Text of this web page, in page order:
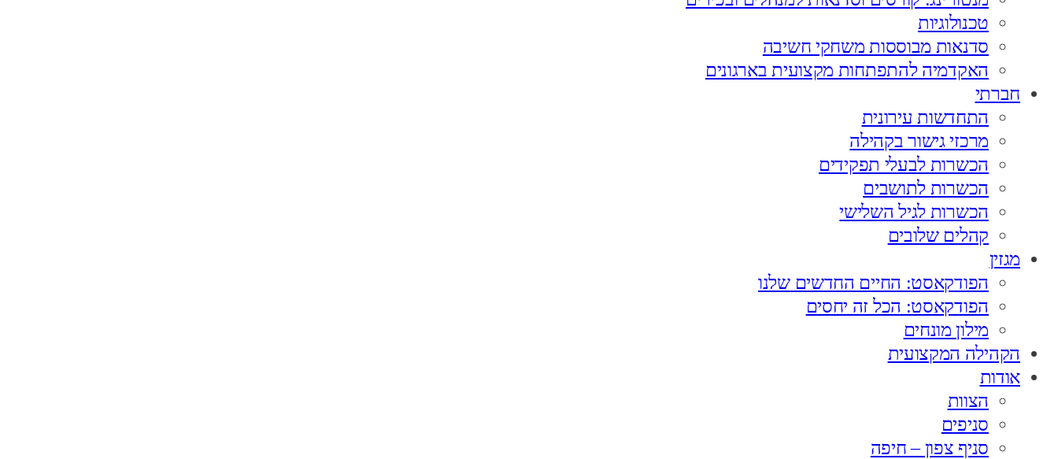
טכנולוגיות
סדנאות מבוססות משחקי חשיבה
האקדמיה להתפתחות מקצועית בארגונים
חברתי
התחדשות עירונית
מרכזי גישור בקהילה
הכשרות לבעלי תפקידים
הכשרות לתושבים
הכשרות לגיל השלישי
קהלים שלובים
מגזין
הפודקאסט: החיים החדשים שלנו
הפודקאסט: הכל זה יחסים
מילון מונחים
הקהילה המקצועית
אודות
הצוות
סניפים
סניף צפון – חיפה